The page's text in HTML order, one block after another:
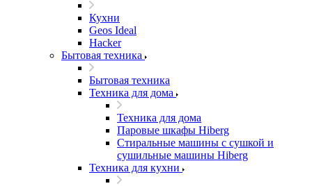
Кухни
Geos Ideal
Hacker
Бытовая техника
Бытовая техника
Техника для дома
Техника для дома
Паровые шкафы Hiberg
Стиральные машины с сушкой и
сушильные машины Hiberg
Техника для кухни